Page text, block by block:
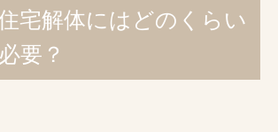
宅解体にはどのくらい
要？